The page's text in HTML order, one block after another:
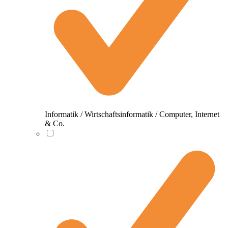
Informatik / Wirtschaftsinformatik / Computer, Internet
& Co.